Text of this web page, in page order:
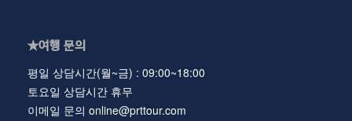
★여행 문의
평일 상담시간(월~금) : 09:00~18:00
토요일 상담시간 휴무
이메일 문의 online@prttour.com